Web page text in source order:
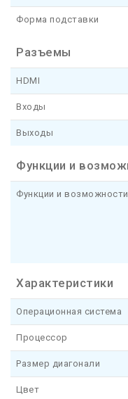
Форма подставки
Разъемы
HDMI
Входы
Выходы
Функции и
Функции и возможности
Характеристики
Операционная система
Процессор
Размер диагонали
Цвет